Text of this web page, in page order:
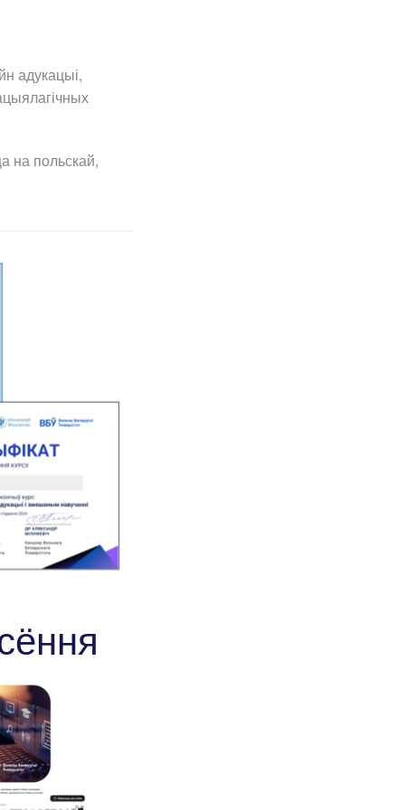
адукацыі,
на польскай,